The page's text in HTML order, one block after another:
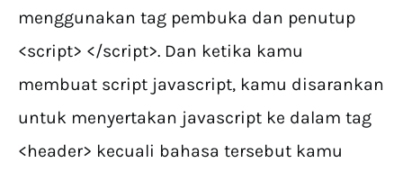
menggunakan tag pembuka dan penutup
<script> </script>. Dan ketika kamu
membuat script javascript, kamu disarankan
untuk menyertakan javascript ke dalam tag
<header> kecuali bahasa tersebut kamu